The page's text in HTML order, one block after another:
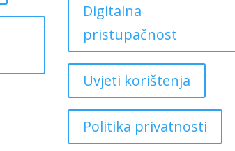
Digitalna
pristupačnost
Uvjeti korištenja
Politika privatnosti